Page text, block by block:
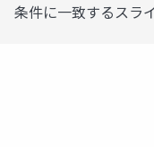
条件に一致するスラ